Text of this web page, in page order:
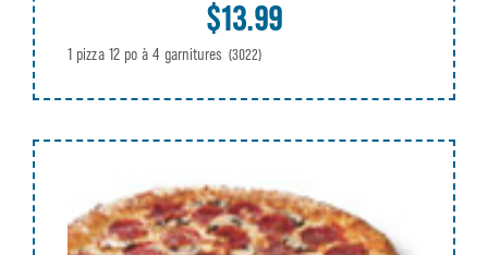
$13.99
1 pizza 12 po à 4 garnitures (3022)